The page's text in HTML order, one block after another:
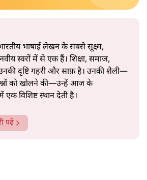
भाषाई लेखन के सबसे सूक्ष्म,
स्वरों में से एक हैं। शिक्षा, समाज,
दृष्टि गहरी और साफ़ है। उनकी शैली—
को खोलने की—उन्हें आज के
एक विशिष्ट स्थान देती है।
पढ़ें